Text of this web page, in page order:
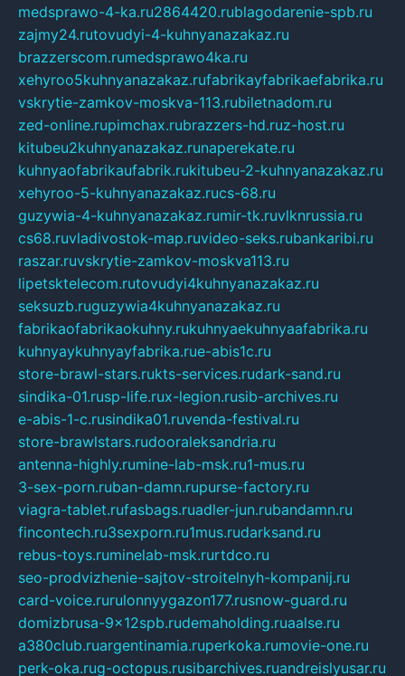
medsprawo-4-ka.ru2864420.rublagodarenie-spb.ru
zajmy24.rutovudyi-4-kuhnyanazakaz.ru
brazzerscom.rumedsprawo4ka.ru
xehyroo5kuhnyanazakaz.rufabrikayfabrikaefabrika.ru
vskrytie-zamkov-moskva-113.rubiletnadom.ru
zed-online.rupimchax.rubrazzers-hd.ruz-host.ru
kitubeu2kuhnyanazakaz.runaperekate.ru
kuhnyaofabrikaufabrik.rukitubeu-2-kuhnyanazakaz.ru
xehyroo-5-kuhnyanazakaz.rucs-68.ru
guzywia-4-kuhnyanazakaz.rumir-tk.ruvlknrussia.ru
cs68.ruvladivostok-map.ruvideo-seks.rubankaribi.ru
raszar.ruvskrytie-zamkov-moskva113.ru
lipetsktelecom.rutovudyi4kuhnyanazakaz.ru
seksuzb.ruguzywia4kuhnyanazakaz.ru
fabrikaofabrikaokuhny.rukuhnyaekuhnyaafabrika.ru
kuhnyaykuhnyayfabrika.rue-abis1c.ru
store-brawl-stars.rukts-services.rudark-sand.ru
sindika-01.rusp-life.rux-legion.rusib-archives.ru
e-abis-1-c.rusindika01.ruvenda-festival.ru
store-brawlstars.rudooraleksandria.ru
antenna-highly.rumine-lab-msk.ru1-mus.ru
3-sex-porn.ruban-damn.rupurse-factory.ru
viagra-tablet.rufasbags.ruadler-jun.rubandamn.ru
fincontech.ru3sexporn.ru1mus.rudarksand.ru
rebus-toys.ruminelab-msk.rurtdco.ru
seo-prodvizhenie-sajtov-stroitelnyh-kompanij.ru
card-voice.rurulonnyygazon177.rusnow-guard.ru
domizbrusa-9x12spb.rudemaholding.ruaalse.ru
a380club.ruargentinamia.ruperkoka.rumovie-one.ru
perk-oka.rug-octopus.rusibarchives.ruandreislyusar.ru